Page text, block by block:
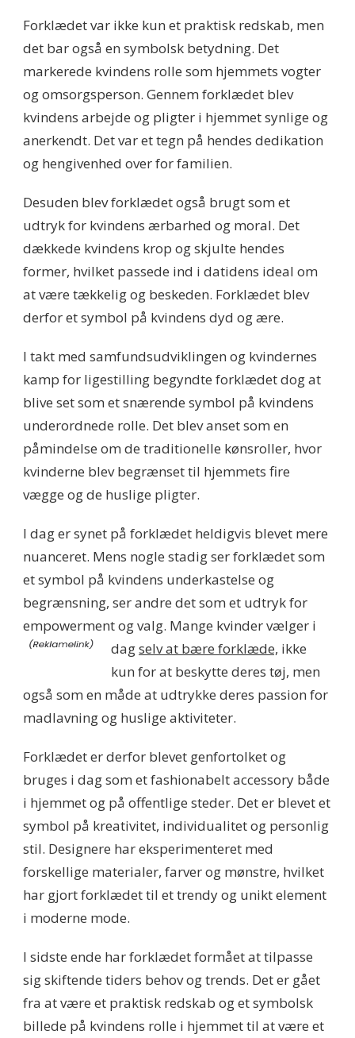
Forklædet var ikke kun et praktisk redskab, men
det bar også en symbolsk betydning. Det
markerede kvindens rolle som hjemmets vogter
og omsorgsperson. Gennem forklædet blev
kvindens arbejde og pligter i hjemmet synlige og
anerkendt. Det var et tegn på hendes dedikation
og hengivenhed over for familien.
Desuden blev forklædet også brugt som et
udtryk for kvindens ærbarhed og moral. Det
dækkede kvindens krop og skjulte hendes
former, hvilket passede ind i datidens ideal om
at være tækkelig og beskeden. Forklædet blev
derfor et symbol på kvindens dyd og ære.
I takt med samfundsudviklingen og kvindernes
kamp for ligestilling begyndte forklædet dog at
blive set som et snærende symbol på kvindens
underordnede rolle. Det blev anset som en
påmindelse om de traditionelle kønsroller, hvor
kvinderne blev begrænset til hjemmets fire
vægge og de huslige pligter.
I dag er synet på forklædet heldigvis blevet mere
nuanceret. Mens nogle stadig ser forklædet som
et symbol på kvindens underkastelse og
begrænsning, ser andre det som et udtryk for
empowerment og valg. Mange kvinder vælger i
dagselv at bære forklæde, ikke
kun for at beskytte deres tøj, men
også som en måde at udtrykke deres passion for
madlavning og huslige aktiviteter.
Forklædet er derfor blevet genfortolket og
bruges i dag som et fashionabelt accessory både
i hjemmet og på offentlige steder. Det er blevet et
symbol på kreativitet, individualitet og personlig
stil. Designere har eksperimenteret med
forskellige materialer, farver og mønstre, hvilket
har gjort forklædet til et trendy og unikt element
i moderne mode.
I sidste ende har forklædet formået at tilpasse
sig skiftende tiders behov og trends. Det er gået
fra at være et praktisk redskab og et symbolsk
billede på kvindens rolle i hjemmet til at være et